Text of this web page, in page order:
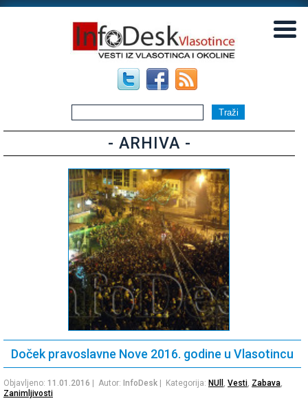
- ARHIVA -
Doček pravoslavne Nove 2016. godine u Vlasotincu
Objavljeno: 11.01.2016 | Autor: InfoDesk | Kategorija: NUll , Vesti, Zabava,
Zanimljivosti